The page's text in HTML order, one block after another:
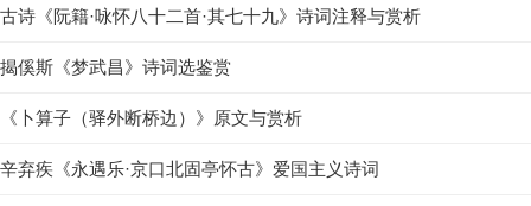
古诗《阮籍·咏怀八十二首·其七十九》诗词注释与赏析
揭傒斯《梦武昌》诗词选鉴赏
《卜算子（驿外断桥边）》原文与赏析
辛弃疾《永遇乐·京口北固亭怀古》爱国主义诗词